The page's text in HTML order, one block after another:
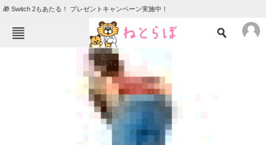
🎁 Switch 2もあたる！ プレゼントキャンペーン実施中！
クイズ
地域
教育・育児